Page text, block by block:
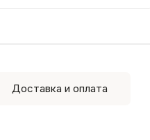
Доставка и оплата